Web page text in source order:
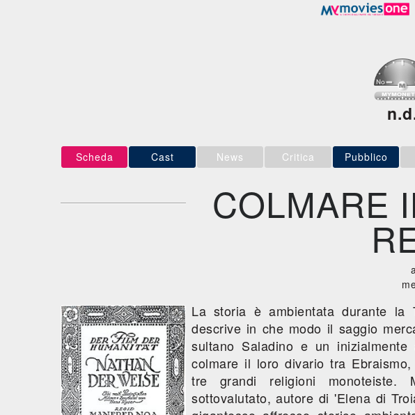
Scheda Cast News Critica Pubblico
COLMARE
La storia è ambientata durante la
descrive in che modo il saggio
sultano Saladino e un
colmare il loro divario tra
tre grandi religioni monoteiste.
sottovalutato, autore di 'Elena di